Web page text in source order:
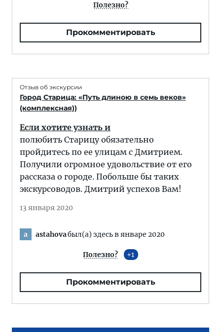
Полезно?
Прокомментировать
Отзыв об экскурсии
Город Старица: «Путь длиною в семь веков»
(комплексная))
Если хотите узнать и
полюбить Старицу обязательно
пройдитесь по ее улицам с Дмитрием.
Получили огромное удовольствие от его
рассказа о городе. Побольше бы таких
экскурсоводов. Дмитрий успехов Вам!
13 января 2020
a astahovaбыл(а) здесь в январе 2020
Полезно? 1
Прокомментировать